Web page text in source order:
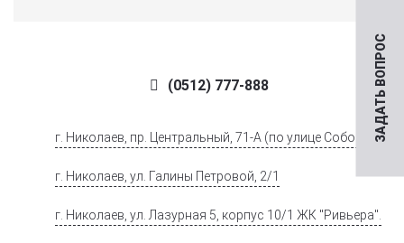
ЗАДАТЬ ВОПРОС
(0512) 777-888
г. Николаев, пр. Центральный, 71-А (по улице Соборной)
г. Николаев, ул. Галины Петровой, 2/1
г. Николаев, ул. Лазурная 5, корпус 10/1 ЖК "Ривьера".